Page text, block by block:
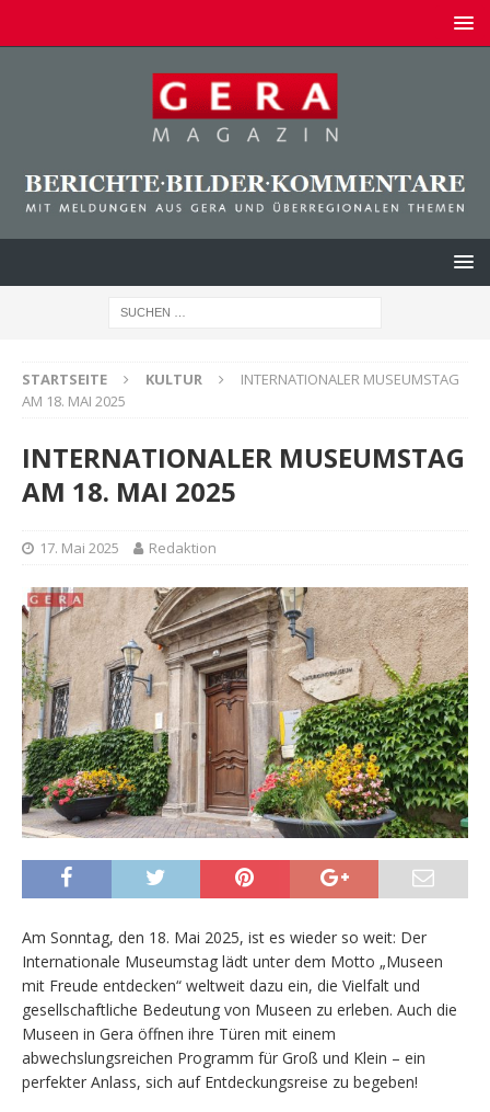
STARTSEITE KULTUR
INTERNATIONALER MUSEUMSTAG
AM 18. MAI 2025
INTERNATIONALER MUSEUMSTAG
AM 18. MAI 2025
17. Mai 2025 Redaktion
Am Sonntag, den 18. Mai 2025, ist es wieder so weit: Der
Internationale Museumstag lädt unter dem Motto „Museen
mit Freude entdecken“ weltweit dazu ein, die Vielfalt und
gesellschaftliche Bedeutung von Museen zu erleben. Auch die
Museen in Gera öffnen ihre Türen mit einem
abwechslungsreichen Programm für Groß und Klein – ein
perfekter Anlass, sich auf Entdeckungsreise zu begeben!